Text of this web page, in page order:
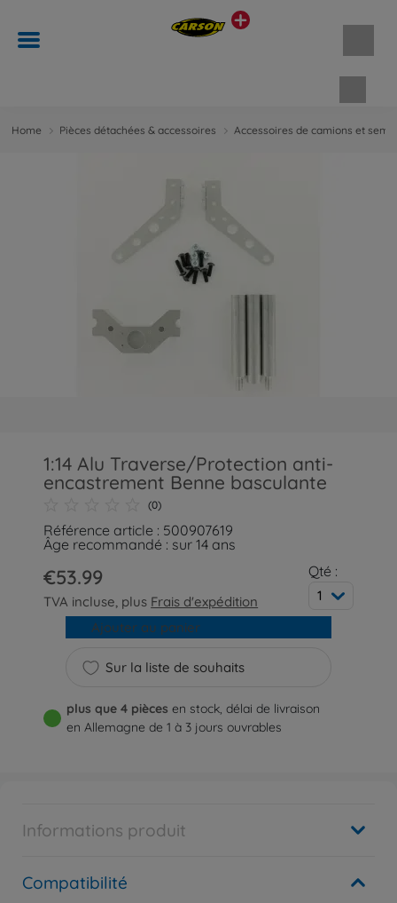
Home Pièces détachées & accessoires Accessoires de camions et
1:14 Alu Traverse/Protection anti-
encastrement Benne basculante
(0)
Référence article : 500907619
Âge recommandé : sur 14 ans
€53.99
TVA incluse, plus Frais d'expédition
Qté :
1
Sur la liste de souhaits
Ajouter au panier
plus que 4 pièces en stock, délai de livraison
en Allemagne de 1 à 3 jours ouvrables
Informations produit
Compatibilité